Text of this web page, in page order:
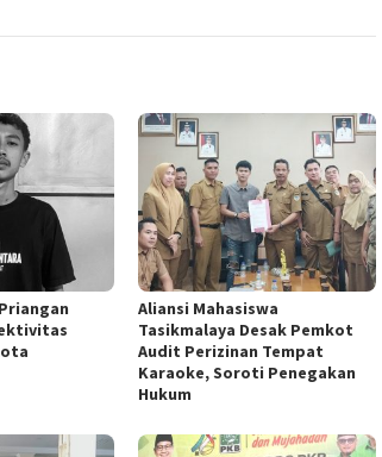
Aliansi Mahasiswa
Tasikmalaya Desak Pemkot
Audit Perizinan Tempat
Karaoke, Soroti Penegakan
Hukum